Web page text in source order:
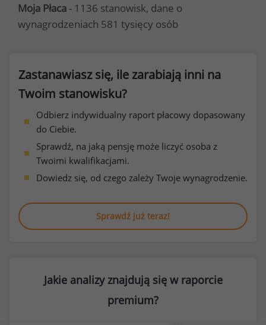
Moja Płaca - 1136 stanowisk, dane o
wynagrodzeniach 581 tysięcy osób
Zastanawiasz się, ile zarabiają inni na
Twoim stanowisku?
Odbierz indywidualny raport płacowy dopasowany
do Ciebie.
Sprawdź, na jaką pensję może liczyć osoba z
Twoimi kwalifikacjami.
Dowiedz się, od czego zależy Twoje wynagrodzenie.
Sprawdź już teraz!
Jakie analizy znajdują się w raporcie
premium?